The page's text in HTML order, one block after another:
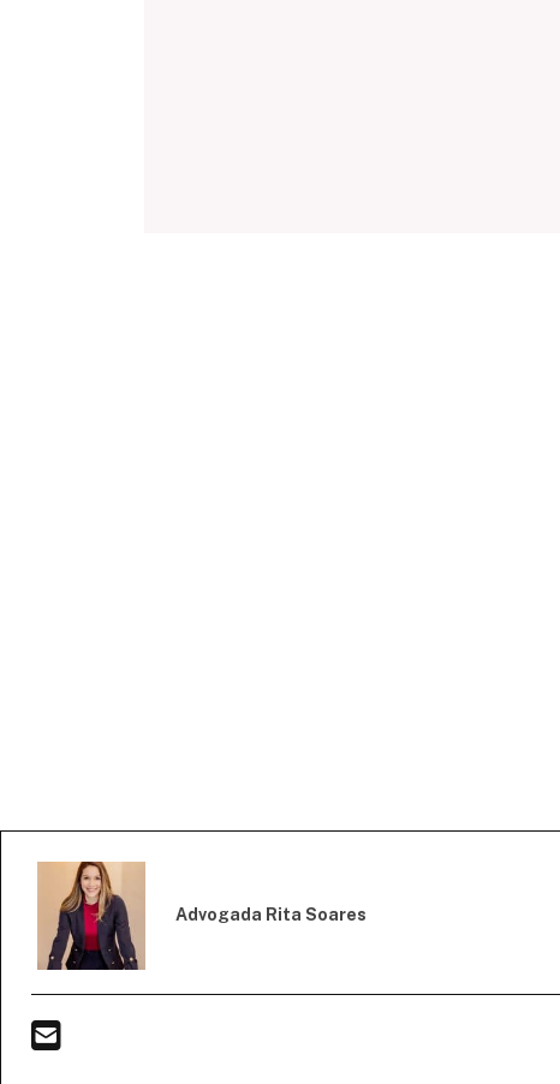
Advogada Rita Soares